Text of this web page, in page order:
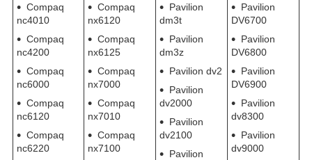
Compaq
nc4010
Compaq
nc4200
Compaq
nc6000
Compaq
nc6120
Compaq
nc6220
Compaq
nx6120
Compaq
nx6125
Compaq
nx7000
Compaq
nx7010
Compaq
nx7100
Pavilion
dm3t
Pavilion
dm3z
Pavilion dv2
Pavilion
dv2000
Pavilion
dv2100
Pavilion
Pavilion
DV6700
Pavilion
DV6800
Pavilion
DV6900
Pavilion
dv8300
Pavilion
dv9000